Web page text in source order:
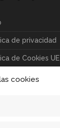
cookies
de privacidad
de Cookies UE